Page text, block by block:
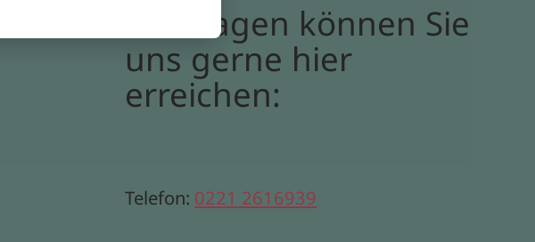
Bei Fragen können Sie
uns gerne hier
erreichen:
Telefon: 0221 2616939